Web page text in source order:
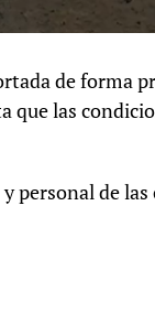
de forma
que las
personal de